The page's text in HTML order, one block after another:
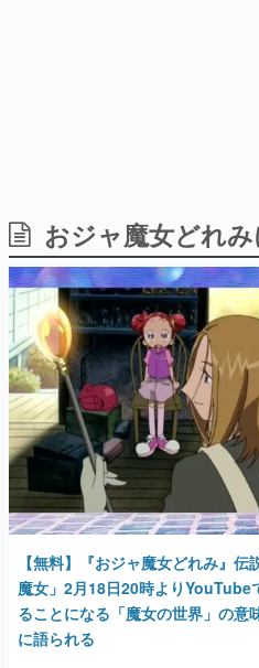
日本のコンテンツ産
画です。
日本モバイルゲー
日本のモバイルゲーム
ルを網羅するほか、開
解説を掲載。約20年
若ゲのいたり〜
『うつヌケ』『ペン
一先生によるゲーム業
なんでゲームは
ゲーム開発者・
具体的な形から解き明
です。
ゲームが変えた日
「経験値」「裏技」
の起源や用法の変遷
イニーP氏が徹底調査。
カテゴリ
おジャ魔女どれ
【無料】『おジャ魔女どれみ』
魔女」2月18日20時よりYouTube
ることになる「魔女の世界」の意
に語られる